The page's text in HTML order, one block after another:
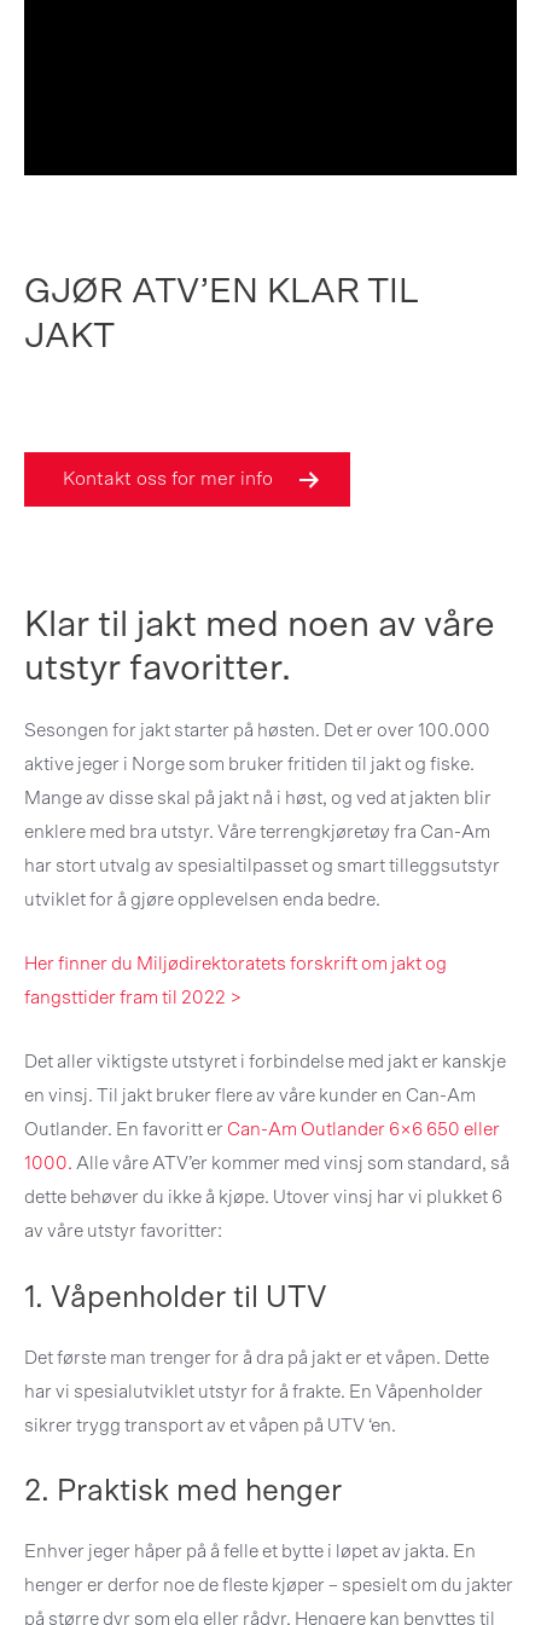
GJØR ATV’EN KLAR TIL
JAKT
Kontakt oss for mer info
Klar til jakt med noen av våre
utstyr favoritter.
Sesongen for jakt starter på høsten. Det er over 100.000
aktive jeger i Norge som bruker fritiden til jakt og fiske.
Mange av disse skal på jakt nå i høst, og ved at jakten blir
enklere med bra utstyr. Våre terrengkjøretøy fra Can-Am
har stort utvalg av spesialtilpasset og smart tilleggsutstyr
utviklet for å gjøre opplevelsen enda bedre.
Her finner du Miljødirektoratets forskrift om jakt og
fangsttider fram til 2022 >
Det aller viktigste utstyret i forbindelse med jakt er kanskje
en vinsj. Til jakt bruker flere av våre kunder en Can-Am
Outlander. En favoritt er Can-Am Outlander 6×6 650 eller
1000. Alle våre ATV’er kommer med vinsj som standard, så
dette behøver du ikke å kjøpe. Utover vinsj har vi plukket 6
av våre utstyr favoritter:
1. Våpenholder til UTV
Det første man trenger for å dra på jakt er et våpen. Dette
har vi spesialutviklet utstyr for å frakte. En Våpenholder
sikrer trygg transport av et våpen på UTV ‘en.
2. Praktisk med henger
Enhver jeger håper på å felle et bytte i løpet av jakta. En
henger er derfor noe de fleste kjøper – spesielt om du jakter
på større dyr som elg eller rådyr. Hengere kan benyttes til